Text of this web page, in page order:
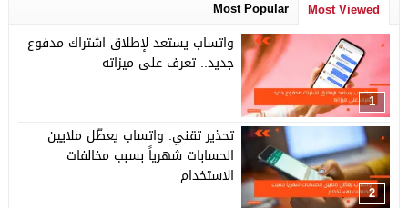
Most Viewed
Most Popular
1
واتساب يستعد لإطلاق اشتراك مدفوع
جديد.. تعرف على ميزاته
2
تحذير تقني: واتساب يعطّل ملايين
الحسابات شهرياً بسبب مخالفات
الاستخدام